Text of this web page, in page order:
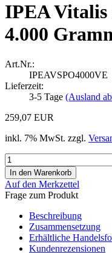
IPEA
4.000
Art.Nr.:
IPEAVSPO4000VE
Lieferzeit:
3-5 Tage (Ausland
259,07 EUR
inkl. 7% MwSt. zzgl.
Auf den Merkzettel
Frage zum Produkt
Beschreibung
Zusammensetzung
Erhältliche
Kundenrezensionen